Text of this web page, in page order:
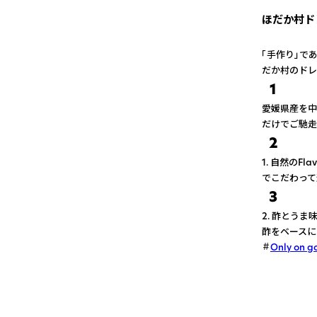
ほだか村
「手作り」
だか村のド
1
愛媛県産を
だけでご馳
2
1. 自然の
でこだわっ
3
2. 酢とうま
酢をベース
Only on